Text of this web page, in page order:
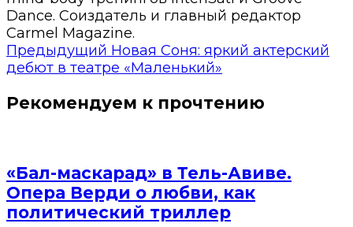
Dance. Соиздатель и главный редактор
Carmel Magazine.
Предыдущий Новая Соня: яркий актерский
дебют в театре «Маленький»
Рекомендуем к прочтению
«Бал-маскарад» в Тель-Авиве.
Опера Верди о любви, как
политический триллер